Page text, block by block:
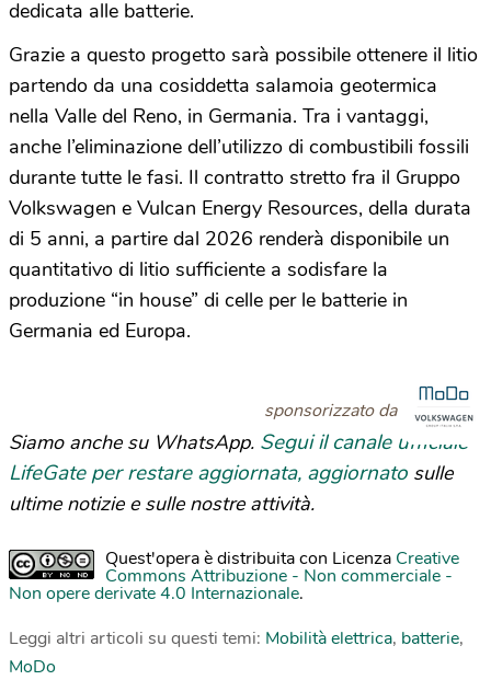
dedicata alle batterie.
Grazie a questo progetto sarà possibile ottenere il litio
partendo da una cosiddetta salamoia geotermica
nella Valle del Reno, in Germania. Tra i vantaggi,
anche l’eliminazione dell’utilizzo di combustibili fossili
durante tutte le fasi. Il contratto stretto fra il Gruppo
Volkswagen e Vulcan Energy Resources, della durata
di 5 anni, a partire dal 2026 renderà disponibile un
quantitativo di litio sufficiente a sodisfare la
produzione “in house” di celle per le batterie in
Germania ed Europa.
sponsorizzato da
Siamo anche su WhatsApp. Segui il canale ufficiale
LifeGate per restare aggiornata, aggiornato sulle
ultime notizie e sulle nostre attività.
Quest'opera è distribuita con Licenza Creative
Commons Attribuzione - Non commerciale -
Non opere derivate 4.0 Internazionale.
Leggi altri articoli su questi temi: Mobilità elettrica, batterie,
MoDo